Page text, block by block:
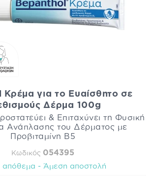
Κρέμα για το Ευαίσθητο σε
Δέρμα 100g
& Επιταχύνει τη Φυσική
Ανάπλασης του Δέρματος με
Προβιταμίνη B5
Κωδικός 054395
απόθεμα - Άμεση αποστολή